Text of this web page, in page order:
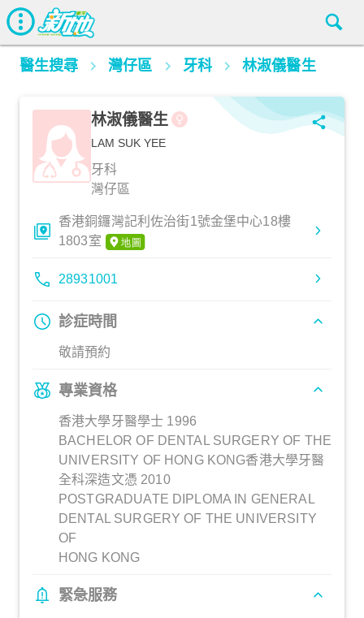
醫生搜尋 灣仔區 牙科 林淑儀醫生
林淑儀醫生
LAM SUK YEE
牙科
灣仔區
香港銅鑼灣記利佐治街1號金堡中心18樓
1803室
28931001
診症時間
敬請預約
專業資格
香港大學牙醫學士 1996
BACHELOR OF DENTAL SURGERY OF THE
UNIVERSITY OF HONG KONG香港大學牙醫
全科深造文憑 2010
POSTGRADUATE DIPLOMA IN GENERAL
DENTAL SURGERY OF THE UNIVERSITY
OF
HONG KONG
緊急服務